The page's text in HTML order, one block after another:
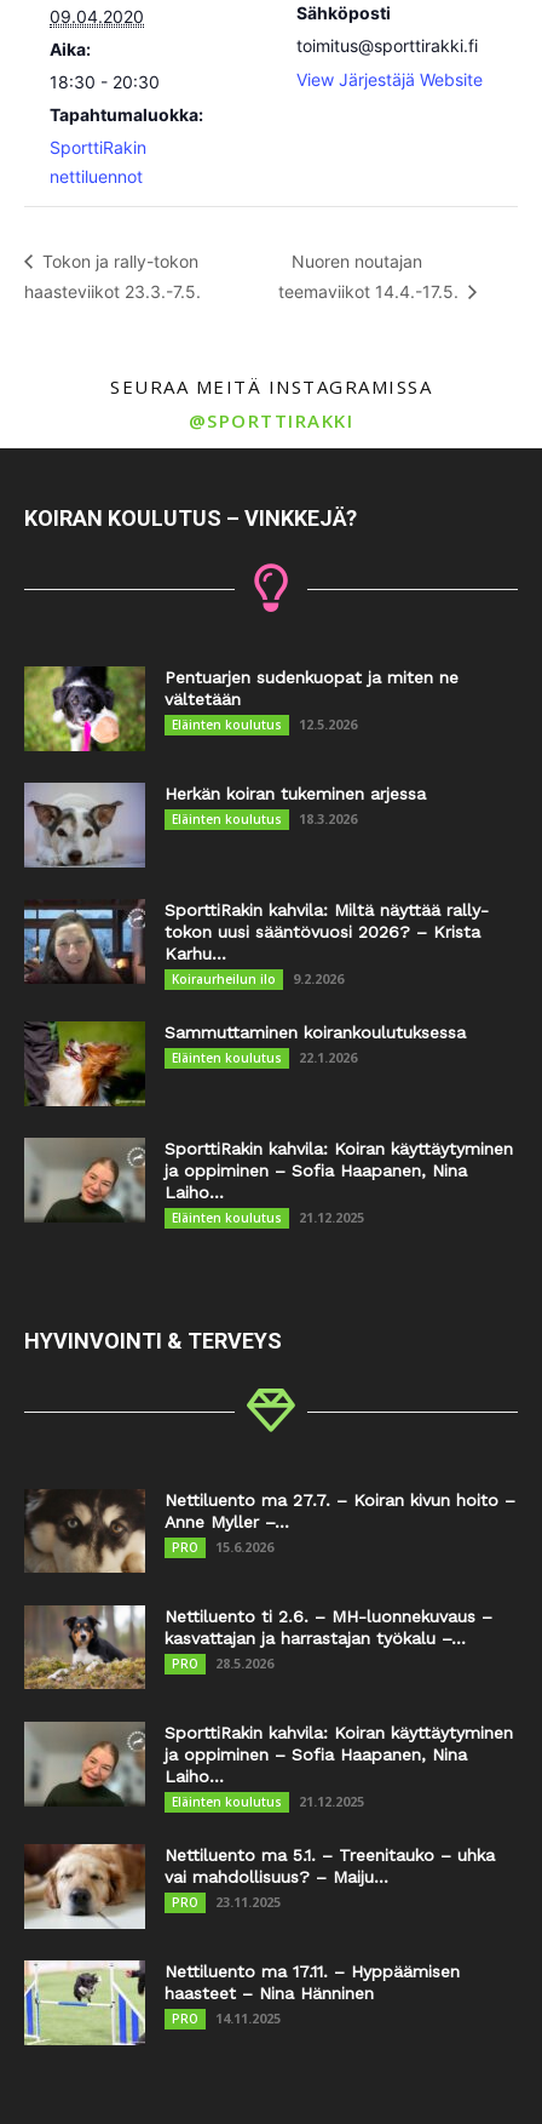
09.04.2020
Aika:
18:30 - 20:30
Tapahtumaluokka:
SporttiRakin
nettiluennot
Sähköposti
toimitus@sporttirakki.fi
View Järjestäjä Website
Tokon ja rally-tokon
haasteviikot 23.3.-7.5.
Nuoren noutajan
teemaviikot 14.4.-17.5.
SEURAA MEITÄ INSTAGRAMISSA
@SPORTTIRAKKI
KOIRAN KOULUTUS – VINKKEJÄ?
Pentuarjen sudenkuopat ja miten ne
vältetään
Eläinten koulutus 12.5.2026
Herkän koiran tukeminen arjessa
Eläinten koulutus 18.3.2026
SporttiRakin kahvila: Miltä näyttää rally-
tokon uusi sääntövuosi 2026? – Krista
Karhu...
Koiraurheilun ilo 9.2.2026
Sammuttaminen koirankoulutuksessa
Eläinten koulutus 22.1.2026
SporttiRakin kahvila: Koiran käyttäytyminen
ja oppiminen – Sofia Haapanen, Nina
Laiho...
Eläinten koulutus 21.12.2025
HYVINVOINTI & TERVEYS
Nettiluento ma 27.7. – Koiran kivun hoito –
Anne Myller –...
PRO 15.6.2026
Nettiluento ti 2.6. – MH-luonnekuvaus –
kasvattajan ja harrastajan työkalu –...
PRO 28.5.2026
SporttiRakin kahvila: Koiran käyttäytyminen
ja oppiminen – Sofia Haapanen, Nina
Laiho...
Eläinten koulutus 21.12.2025
Nettiluento ma 5.1. – Treenitauko – uhka
vai mahdollisuus? – Maiju...
PRO 23.11.2025
Nettiluento ma 17.11. – Hyppäämisen
haasteet – Nina Hänninen
PRO 14.11.2025